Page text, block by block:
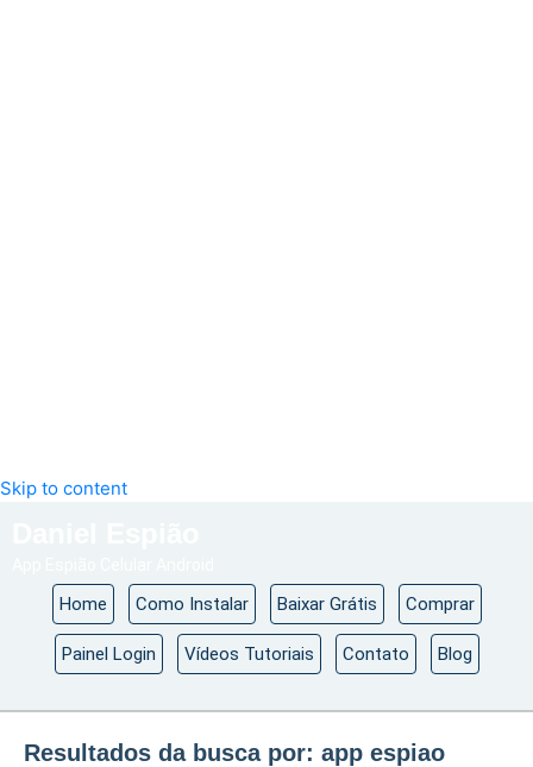
Skip to content
Home Como Instalar Baixar Grátis Comprar
Painel Login Vídeos Tutoriais Contato Blog
Resultados da busca por: app espiao